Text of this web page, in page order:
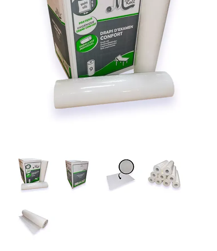
View larger imageView larger imageView larger imageView larger